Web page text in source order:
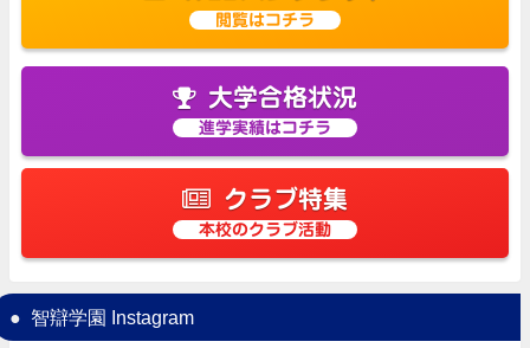
閲覧はコチラ
大学合格状況
進学実績はコチラ
クラブ特集
本校のクラブ活動
智辯学園 Instagram